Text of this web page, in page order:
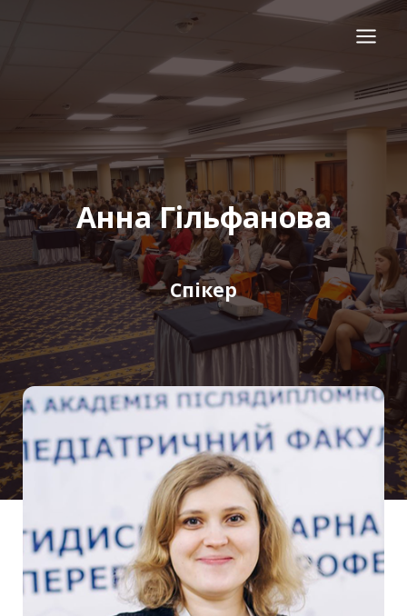
Анна Гільфанова
Спікер